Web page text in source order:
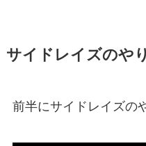
サイドレイズのや
前半にサイドレイズの